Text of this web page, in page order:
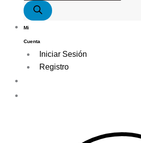
Mi
Cuenta
Iniciar Sesión
Registro